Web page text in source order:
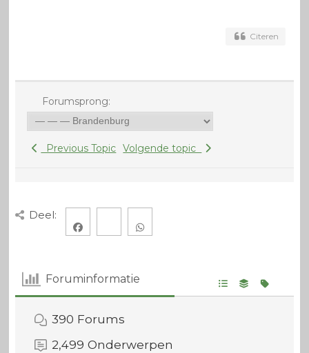
Citeren
Forumsprong:
Previous Topic Volgende topic
Deel:
Foruminformatie
390 Forums
2,499 Onderwerpen